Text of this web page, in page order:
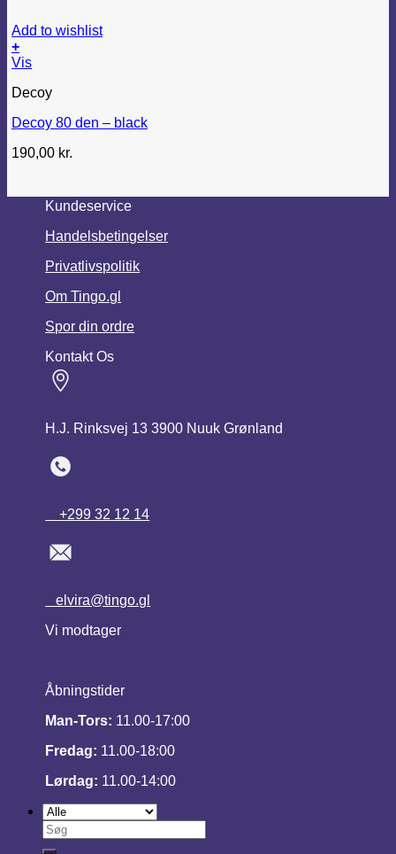
Add to wishlist
+
Dette
har
varianter.
kan
varesiden
Vis
Decoy
Decoy 80 den – black
190,00 kr.
Kundeservice
Handelsbetingelser
Privatlivspolitik
Om Tingo.gl
Spor din ordre
Kontakt Os
H.J. Rinksvej 13 3900 Nuuk Grønland
+299 32 12 14
elvira@tingo.gl
Vi modtager
Åbningstider
Man-Tors: 11.00-17:00
Fredag: 11.00-18:00
Lørdag: 11.00-14:00
Søg
efter: